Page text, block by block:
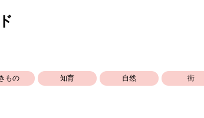
もの 知育 自然 街